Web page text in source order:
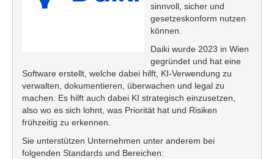
sinnvoll, sicher und
gesetzeskonform nutzen
können.
Daiki wurde 2023 in Wien
gegründet und hat eine
Software erstellt, welche dabei hilft, KI-Verwendung zu
verwalten, dokumentieren, überwachen und legal zu
machen. Es hilft auch dabei KI strategisch einzusetzen,
also wo es sich lohnt, was Priorität hat und Risiken
frühzeitig zu erkennen.
Sie unterstützen Unternehmen unter anderem bei
folgenden Standards und Bereichen: